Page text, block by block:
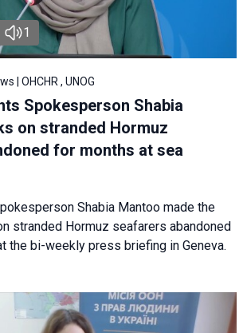
1
| OHCHR , UNOG
Spokesperson Shabia
on stranded Hormuz
for months at sea
Shabia Mantoo made the
stranded Hormuz seafarers abandoned
the bi-weekly press briefing in Geneva.